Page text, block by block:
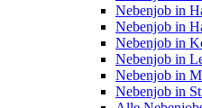
Nebenjob in
Nebenjob in
Nebenjob in
Nebenjob in
Nebenjob in
Nebenjob in